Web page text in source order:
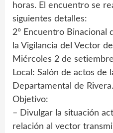
horas. El encuentro se
siguientes detalles:
2º Encuentro Binacional
la Vigilancia del Vector
Miércoles 2 de
Local: Salón de actos de
Departamental de Rivera.
Objetivo:
– Divulgar la situación
relación al vector